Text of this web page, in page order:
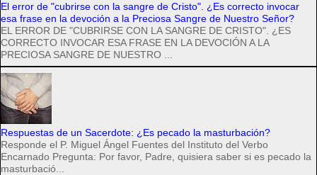
El error de "cubrirse con la sangre de Cristo". ¿Es correcto invocar
esa frase en la devoción a la Preciosa Sangre de Nuestro Señor?
EL ERROR DE "CUBRIRSE CON LA SANGRE DE CRISTO". ¿ES
CORRECTO INVOCAR ESA FRASE EN LA DEVOCIÓN A LA
PRECIOSA SANGRE DE NUESTRO ...
Respuestas de un Sacerdote: ¿Es pecado la masturbación?
Responde el P. Miguel Ángel Fuentes del Instituto del Verbo
Encarnado Pregunta: Por favor, Padre, quisiera saber si es pecado la
masturbació...